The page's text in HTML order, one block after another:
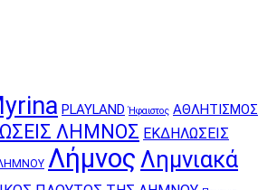
PLAYLAND Ήφαιστος ΑΘΛΗΤΙΣΜΟΣ
ΛΗΜΝΟΣ ΕΚΔΗΛΩΣΕΙΣ
Λήμνος Λημνιακά